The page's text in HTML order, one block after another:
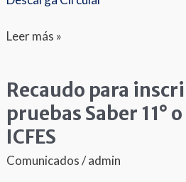
Leer más »
Recaudo para
pruebas Saber 11°
ICFES
Comunicados/admin
Recaudo
inscripción
a
las